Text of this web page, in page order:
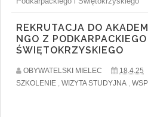
REKRUTACJA DO
NGO Z PODKARPACKIEGO
ŚWIĘTOKRZYSKIEGO
OBYWATELSKI MIELEC 18.4.25
SZKOLENIE , WIZYTA STUDYJNA ,